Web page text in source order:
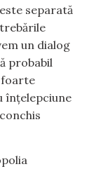
separată
un dialog
probabil
foarte
înțelepciune